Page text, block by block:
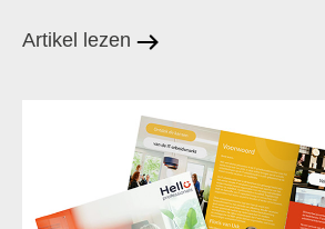
Artikel lezen